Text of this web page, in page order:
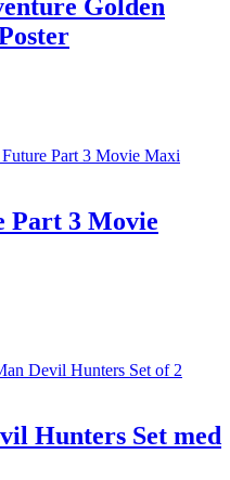
Golden
Part 3 Movie
Hunters Set med